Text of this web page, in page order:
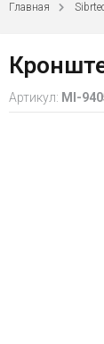
Главная
Артикул: MI-